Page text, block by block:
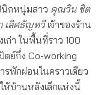
นิกหนุ่มสาว คุณวิน ชิต
เลิศธัญทวีเจ้าของร้าน
ก่า ในพื้นที่ราว 100
ตย์กึ่ง Co-working
รพักผ่อนในคราวเดียว
ให้บ้านหลังเล็กแห่งนี้